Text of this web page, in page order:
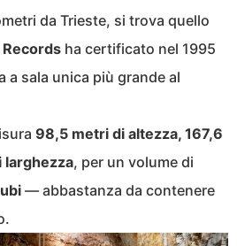
da Trieste, si trova quello
ha certificato nel 1995
sala unica più grande al
98,5 metri di altezza, 167,6
larghezza, per un volume di
— abbastanza da contenere